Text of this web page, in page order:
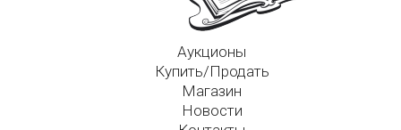
Аукционы
Купить/Продать
Магазин
Новости